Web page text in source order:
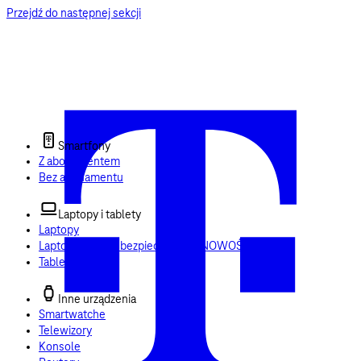
Przejdź do następnej sekcji
Smartfony
Z abonamentem
Bez abonamentu
Laptopy i tablety
Laptopy
Laptop + Usługi bezpieczeństwa
NOWOŚĆ
Tablety
Inne urządzenia
Smartwatche
Telewizory
Konsole